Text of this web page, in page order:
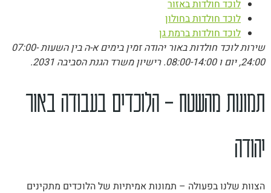
לוכד חולדות באזור
לוכד חולדות בחולון
לוכד חולדות ברמת גן
שירות לוכד חולדות באור יהודה זמין בימים א-ה בין השעות 07:00-
24:00, יום ו 08:00-14:00. רישיון משרד הגנת הסביבה 2031.
תמונות מהשטח – הלוכדים בעבודה באור
יהודה
הצוות שלנו בפעולה – תמונות אמיתיות של הלוכדים מתקינים